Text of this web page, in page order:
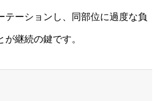
テーションし、同部位に過度な負
継続の鍵です。